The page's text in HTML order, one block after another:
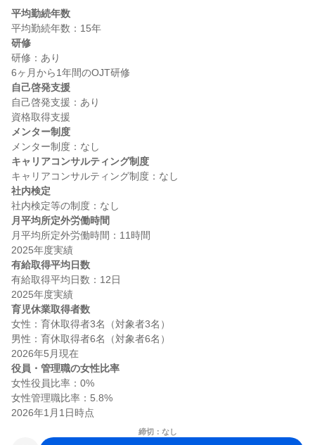
平均勤続年数
研修
研修：あり
自己啓発支援
自己啓発支援：あり
メンター制度
キャリアコンサルティング制度
社内検定
月平均所定外労働時間
月平均所定外労働時間：11時間
有給取得平均日数
有給取得平均日数：12日
育児休業取得者数
女性：育休取得者3名（対象者3名）
男性：育休取得者6名（対象者6名）
役員・管理職の女性比率
女性役員比率：0%
女性管理職比率：5.8%
締切：なし